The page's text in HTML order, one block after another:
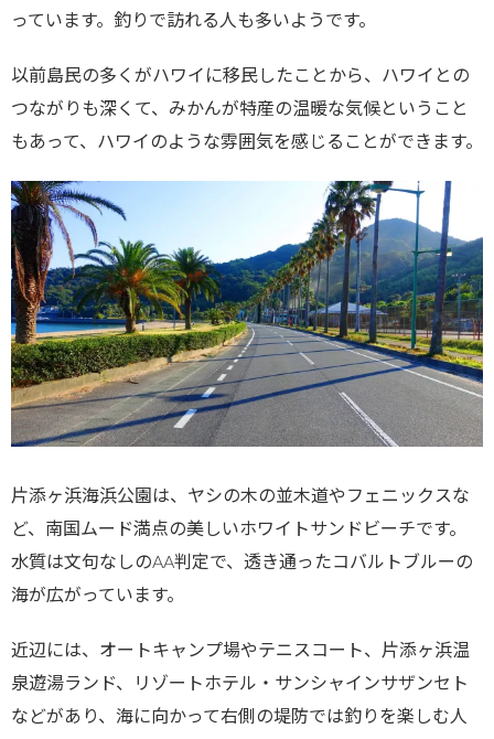
っています。釣りで訪れる人も多いようです。
以前島民の多くがハワイに移民したことから、ハワイとの
つながりも深くて、みかんが特産の温暖な気候ということ
もあって、ハワイのような雰囲気を感じることができます。
片添ヶ浜海浜公園は、ヤシの木の並木道やフェニックスな
ど、南国ムード満点の美しいホワイトサンドビーチです。
水質は文句なしのAA判定で、透き通ったコバルトブルーの
海が広がっています。
近辺には、オートキャンプ場やテニスコート、片添ヶ浜温
泉遊湯ランド、リゾートホテル・サンシャインサザンセト
などがあり、海に向かって右側の堤防では釣りを楽しむ人